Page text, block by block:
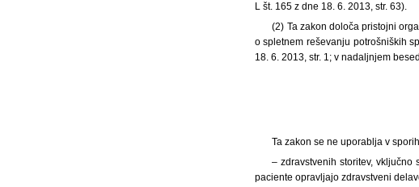
L št. 165 z dne 18. 6. 2013, str. 63).
(2) Ta zakon določa pristojni
o spletnem reševanju potrošniških
18. 6. 2013, str. 1; v nadaljnjem
Ta zakon se ne uporablja v
– zdravstvenih storitev,
paciente opravljajo zdravstveni